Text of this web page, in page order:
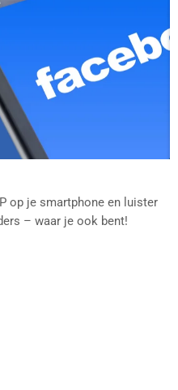
op je smartphone en luister
– waar je ook bent!